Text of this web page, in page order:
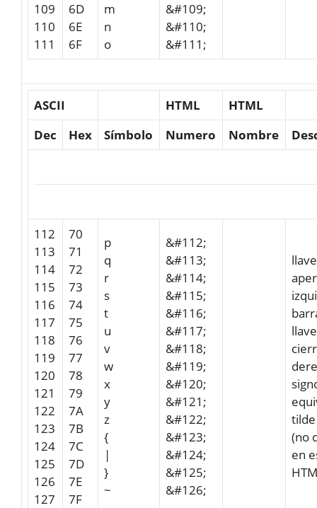
109
110
111
6D
6E
6F
m
n
o
&#109;
&#110;
&#111;
ASCII HTML
HTML
Dec
Hex Símbolo Numero Nombre
112
113
114
115
116
117
118
119
120
121
122
123
124
125
126
127
70
71
72
73
74
75
76
77
78
79
7A
7B
7C
7D
7E
7F
p
q
r
s
t
u
v
w
x
y
z
{
|
}
~
&#112;
&#113;
&#114;
&#115;
&#116;
&#117;
&#118;
&#119;
&#120;
&#121;
&#122;
&#123;
&#124;
&#125;
&#126;
tilde
(no
en